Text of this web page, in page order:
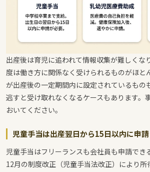
出産後は育児に追われて情報収集が難しくな
度は働き方に関係なく受けられるものがほと
が出産後の一定期間内に設定されているもの
逃すと受け取れなくなるケースもあります。
おいてください。
児童手当は出産翌日から15日以内に申請
児童手当はフリーランスも会社員も申請でき
12月の制度改正（児童手当法改正）により